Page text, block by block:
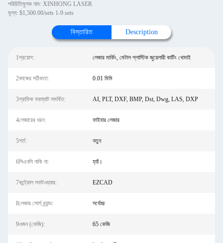
পরিচিতিমুলক নাম: XINHONG LASER
মূল্য: $1,500.00/sets 1-9 sets
বিস্তারিত Description
1প্রয়োগ: লেজার মার্কিং, মেটাল প্লাস্টিক জুয়েলারী কাটিং খোদাই
2কাজের সঠিকতা: 0.01 মিমি
3গ্রাফিক ফরম্যাট সমর্থিত: AI, PLT, DXF, BMP, Dst, Dwg, LAS, DXP
4লেজারের ধরন: ফাইবার লেজার
5শর্ত: নতুন
6সিএনসি নাকি না: হ্যাঁ।
7কন্ট্রোল সফটওয়্যার: EZCAD
8লেজার সোর্স ব্র্যান্ড: সর্বোচ্চ
9ওজন (কেজি): 65 কেজি